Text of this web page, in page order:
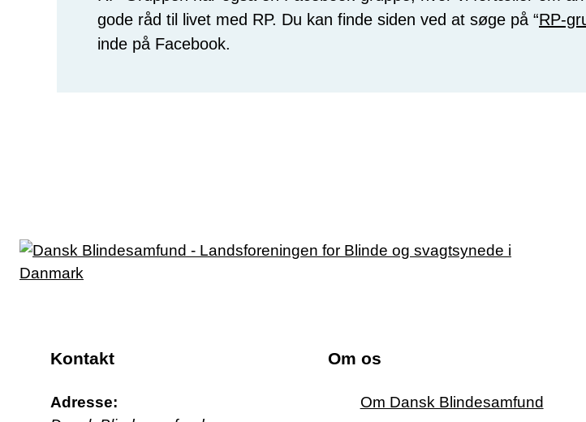
gode råd til livet med RP. Du kan finde siden ved at søge på “RP-
inde på Facebook.
Kontakt
Adresse:
Om os
Om Dansk Blindesamfund